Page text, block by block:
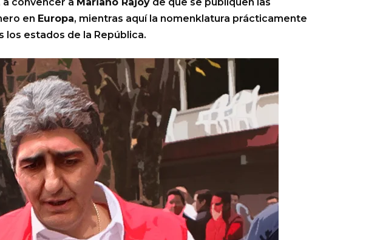
en Europa, mientras aquí la nomenklatura prácticamente
los estados de la República.